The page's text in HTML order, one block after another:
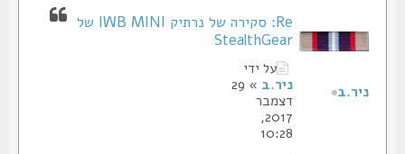
Re: סקירה של נרתיק IWB MINI של
StealthGear
על ידי
ניר.ב
» 29
דצמבר
2017,
10:28
ניר.ב